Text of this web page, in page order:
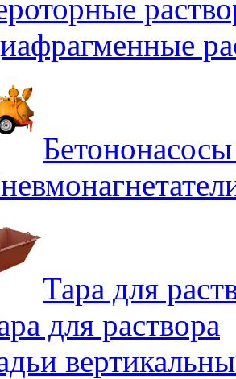
Тара для
для раствора